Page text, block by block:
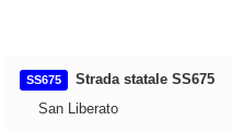
SS675
Strada statale SS675
San Liberato